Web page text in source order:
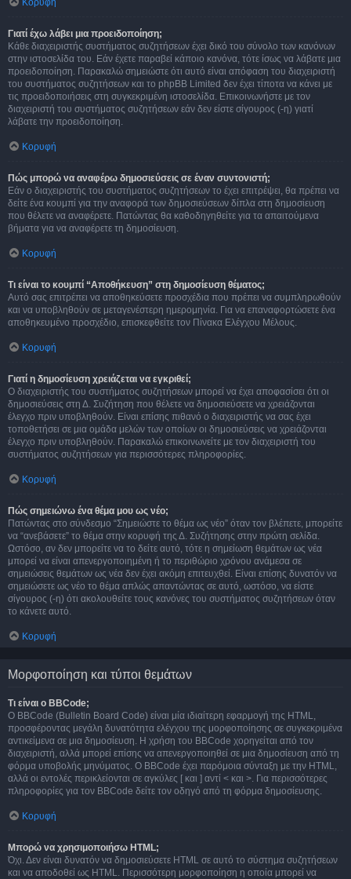
Κορυφή
Γιατί έχω λάβει μια προειδοποίηση;
Κάθε διαχειριστής συστήματος συζητήσεων έχει δικό του σύνολο των κανόνων
στην ιστοσελίδα του. Εάν έχετε παραβεί κάποιο κανόνα, τότε ίσως να λάβατε μια
προειδοποίηση. Παρακαλώ σημειώστε ότι αυτό είναι απόφαση του διαχειριστή
του συστήματος συζητήσεων και το phpBB Limited δεν έχει τίποτα να κάνει με
τις προειδοποιήσεις στη συγκεκριμένη ιστοσελίδα. Επικοινωνήστε με τον
διαχειριστή του συστήματος συζητήσεων εάν δεν είστε σίγουρος (-η) γιατί
λάβατε την προειδοποίηση.
Κορυφή
Πώς μπορώ να αναφέρω δημοσιεύσεις σε έναν συντονιστή;
Εάν ο διαχειριστής του συστήματος συζητήσεων το έχει επιτρέψει, θα πρέπει να
δείτε ένα κουμπί για την αναφορά των δημοσιεύσεων δίπλα στη δημοσίευση
που θέλετε να αναφέρετε. Πατώντας θα καθοδηγηθείτε για τα απαιτούμενα
βήματα για να αναφέρετε τη δημοσίευση.
Κορυφή
Τι είναι το κουμπί “Αποθήκευση” στη δημοσίευση θέματος;
Αυτό σας επιτρέπει να αποθηκεύσετε προσχέδια που πρέπει να συμπληρωθούν
και να υποβληθούν σε μεταγενέστερη ημερομηνία. Για να επαναφορτώσετε ένα
αποθηκευμένο προσχέδιο, επισκεφθείτε τον Πίνακα Ελέγχου Μέλους.
Κορυφή
Γιατί η δημοσίευση χρειάζεται να εγκριθεί;
Ο διαχειριστής του συστήματος συζητήσεων μπορεί να έχει αποφασίσει ότι οι
δημοσιεύσεις στη Δ. Συζήτηση που θέλετε να δημοσιεύσετε να χρειάζονται
έλεγχο πριν υποβληθούν. Είναι επίσης πιθανό ο διαχειριστής να σας έχει
τοποθετήσει σε μια ομάδα μελών των οποίων οι δημοσιεύσεις να χρειάζονται
έλεγχο πριν υποβληθούν. Παρακαλώ επικοινωνείτε με τον διαχειριστή του
συστήματος συζητήσεων για περισσότερες πληροφορίες.
Κορυφή
Πώς σημειώνω ένα θέμα μου ως νέο;
Πατώντας στο σύνδεσμο “Σημειώστε το θέμα ως νέο” όταν τον βλέπετε, μπορείτε
να “ανεβάσετε” το θέμα στην κορυφή της Δ. Συζήτησης στην πρώτη σελίδα.
Ωστόσο, αν δεν μπορείτε να το δείτε αυτό, τότε η σημείωση θεμάτων ως νέα
μπορεί να είναι απενεργοποιημένη ή το περιθώριο χρόνου ανάμεσα σε
σημειώσεις θεμάτων ως νέα δεν έχει ακόμη επιτευχθεί. Είναι επίσης δυνατόν να
σημειώσετε ως νέο το θέμα απλώς απαντώντας σε αυτό, ωστόσο, να είστε
σίγουρος (-η) ότι ακολουθείτε τους κανόνες του συστήματος συζητήσεων όταν
το κάνετε αυτό.
Κορυφή
Μορφοποίηση και τύποι θεμάτων
Τι είναι ο BBCode;
Ο BBCode (Bulletin Board Code) είναι μία ιδιαίτερη εφαρμογή της HTML,
προσφέροντας μεγάλη δυνατότητα ελέγχου της μορφοποίησης σε συγκεκριμένα
αντικείμενα σε μια δημοσίευση. Η χρήση του BBCode χορηγείται από τον
διαχειριστή, αλλά μπορεί επίσης να απενεργοποιηθεί σε μια δημοσίευση από τη
φόρμα υποβολής μηνύματος. Ο BBCode έχει παρόμοια σύνταξη με την HTML,
αλλά οι εντολές περικλείονται σε αγκύλες [ και ] αντί < και >. Για περισσότερες
πληροφορίες για τον BBCode δείτε τον οδηγό από τη φόρμα δημοσίευσης.
Κορυφή
Μπορώ να χρησιμοποιήσω HTML;
Όχι. Δεν είναι δυνατόν να δημοσιεύσετε HTML σε αυτό το σύστημα συζητήσεων
και να αποδοθεί ως HTML. Περισσότερη μορφοποίηση η οποία μπορεί να